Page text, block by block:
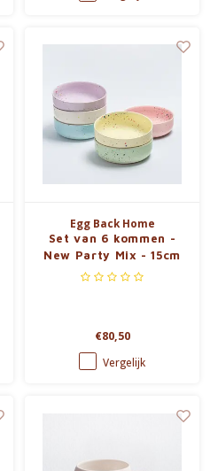
Egg Back Home
Set van 6 kommen -
New Party Mix - 15cm
€80,50
Vergelijk